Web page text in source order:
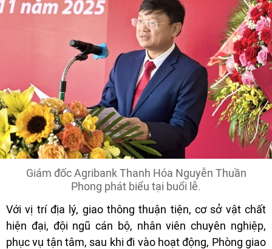
Giám đốc Agribank Thanh Hóa Nguyễn Thuần
Phong phát biểu tại buổi lễ.
Với vị trí địa lý, giao thông thuận tiện, cơ sở vật chất
hiện đại, đội ngũ cán bộ, nhân viên chuyên nghiệp,
phục vụ tận tâm, sau khi đi vào hoạt động, Phòng giao